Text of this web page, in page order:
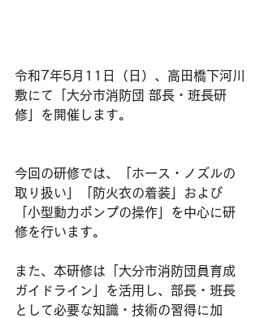
令和7年5月11日（日）、高田橋下河川
敷にて「大分市消防団 部長・班長研
修」を開催します。
今回の研修では、「ホース・ノズルの
取り扱い」「防火衣の着装」および
「小型動力ポンプの操作」を中心に研
修を行います。
また、本研修は「大分市消防団員育成
ガイドライン」を活用し、部長・班長
として必要な知識・技術の習得に加